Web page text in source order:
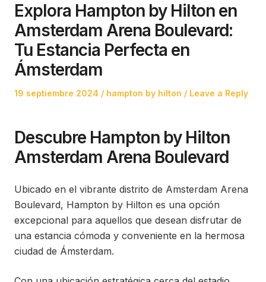
Explora Hampton by Hilton en
Amsterdam Arena Boulevard:
Tu Estancia Perfecta en
Ámsterdam
Posted
19 septiembre 2024
Posted
hampton by hilton Leave a Reply
Descubre Hampton by Hilton
Amsterdam Arena Boulevard
Ubicado en el vibrante distrito de Amsterdam Arena
Boulevard, Hampton by Hilton es una opción
excepcional para aquellos que desean disfrutar de
una estancia cómoda y conveniente en la hermosa
ciudad de Ámsterdam.